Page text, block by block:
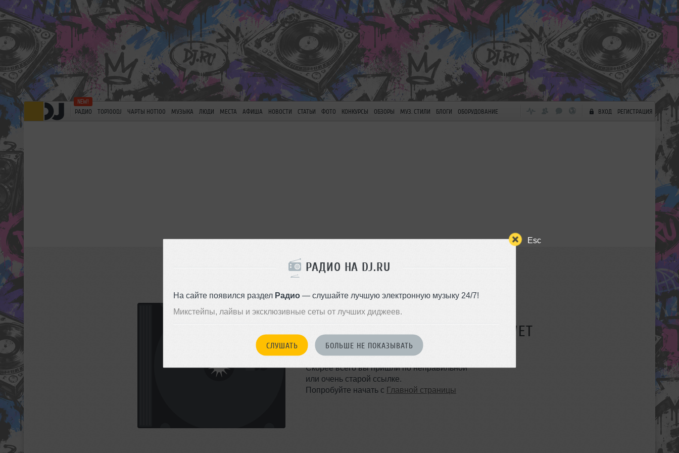
Esc
РАДИО НА DJ.RU
На сайте появился раздел Радио— слушайте лучшую электронную музыку 24/7!
Микстейпы, лайвы и эксклюзивные сеты от лучших диджеев.
СЛУШАТЬ БОЛЬШЕ НЕ ПОКАЗЫВАТЬ
РАДИО TOP100DJ ЧАРТЫ HOT100 МУЗЫКА ЛЮДИ МЕСТА АФИША НОВОСТИ СТАТЬИ ФОТО КОНКУРСЫ ОБЗОРЫ МУЗ. СТИЛИ БЛОГИ ОБОРУДОВАНИЕ ВХОД РЕГИСТРАЦИЯ
ТАКОЙ СТРАНИЦЫ НЕ СУЩЕСТВУЕТ
Ошибка 404
Скорее всего вы пришли по неправильной
или очень старой ссылке.
Попробуйте начать с Главной страницы